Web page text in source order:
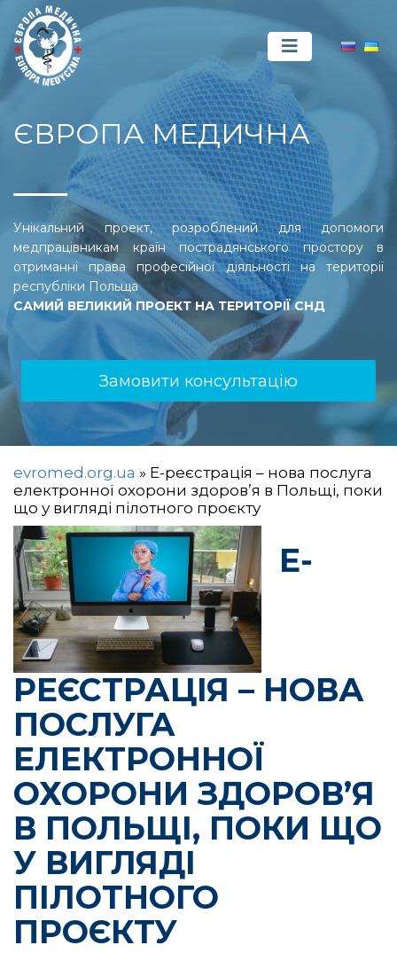
ЄВРОПА МЕДИЧНА
Унікальний проект, розроблений для допомоги
медпрацівникам країн пострадянського простору в
отриманні права професійної діяльності на території
республіки Польща
САМИЙ ВЕЛИКИЙ ПРОЕКТ НА ТЕРИТОРІЇ СНД
Замовити консультацію
evromed.org.ua » Е-реєстрація – нова послуга
електронної охорони здоров’я в Польщі, поки
що у вигляді пілотного проєкту
Е-
РЕЄСТРАЦІЯ – НОВА
ПОСЛУГА
ЕЛЕКТРОННОЇ
ОХОРОНИ ЗДОРОВ’Я
В ПОЛЬЩІ, ПОКИ ЩО
У ВИГЛЯДІ
ПІЛОТНОГО
ПРОЄКТУ